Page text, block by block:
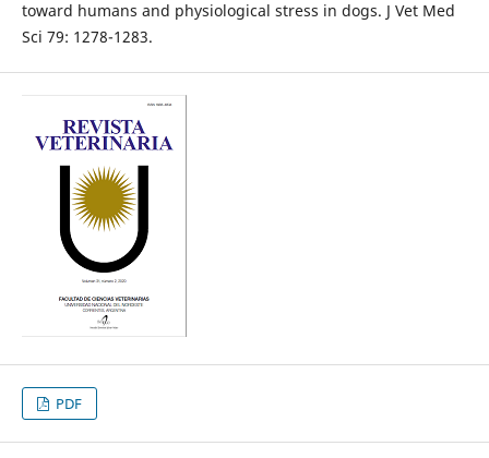
toward humans and physiological stress in dogs. J Vet Med
Sci 79: 1278-1283.
PDF